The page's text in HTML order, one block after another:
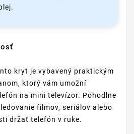
kryt je vybavený praktickým
ktorý vám umožní
na mini televízor. Pohodlne
filmov, seriálov alebo
držať telefón v ruke.